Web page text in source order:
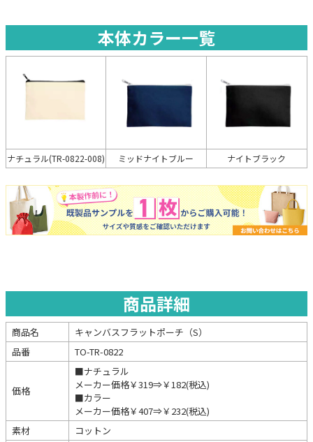
本体カラー一覧
ナチュラル(TR-0822-008) ミッドナイトブルー ナイトブラック
商品詳細
商品名
キャンバスフラットポーチ（S）
品番
TO-TR-0822
価格
■ナチュラル
メーカー価格￥319⇒￥182(税込)
■カラー
メーカー価格￥407⇒￥232(税込)
素材
コットン